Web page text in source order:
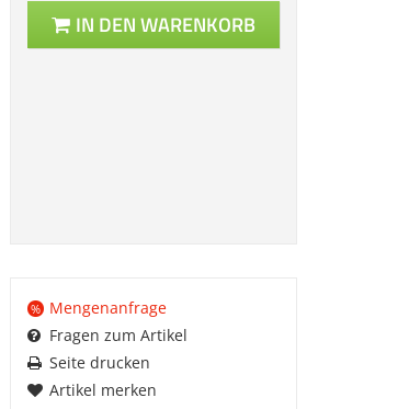
IN DEN WARENKORB
%
Mengenanfrage
Fragen zum Artikel
Seite drucken
Artikel merken